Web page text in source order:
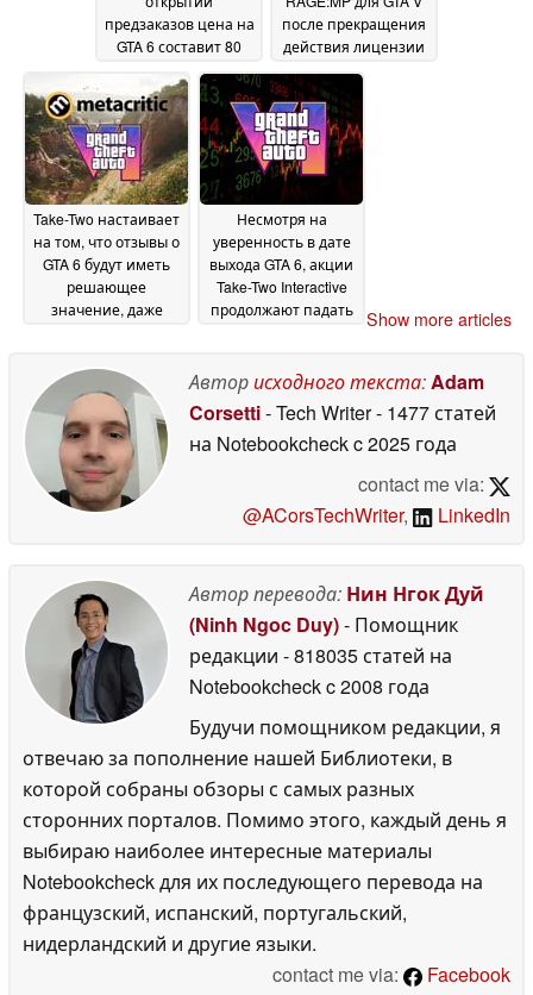
предзаказов цена на
GTA 6 составит 80
будет представлен
трейлер № 320 June
после прекращения
действия лицензии
29 May 2026
Take-Two настаивает
на том, что отзывы о
GTA 6 будут иметь
решающее
значение, даже
May 2026
Несмотря на
уверенность в дате
выхода GTA 6, акции
Take-Two Interactive
продолжают падать
Show more articles
Авторисходного текста:Adam
Corsetti- Tech Writer- 1477 статей
на Notebookcheckc 2025 года
contact me via:
@ACorsTechWriter, LinkedIn
Автор перевода: Нин Нгок Дуй
(Ninh Ngoc Duy)- Помощник
редакции - 818035 статей на
Notebookcheckc 2008 года
Будучи помощником редакции, я
отвечаю за пополнение нашей Библиотеки, в
которой собраны обзоры с самых разных
сторонних порталов. Помимо этого, каждый день я
выбираю наиболее интересные материалы
Notebookcheck для их последующего перевода на
французский, испанский, португальский,
нидерландский и другие языки.
contact me via:
Facebook